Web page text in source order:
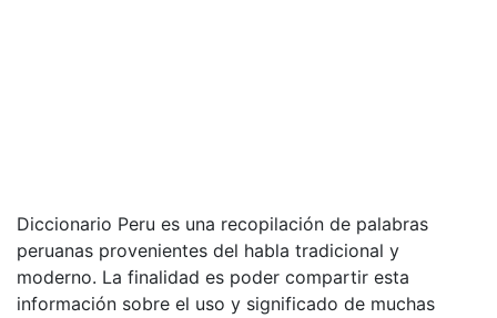
Diccionario Peru es una recopilación de palabras
peruanas provenientes del habla tradicional y
moderno. La finalidad es poder compartir esta
información sobre el uso y significado de muchas